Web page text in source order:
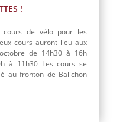
!
cours de vélo pour les
cours auront lieu aux
de 14h30 à 16h
à 11h30 Les cours se
au fronton de Balichon